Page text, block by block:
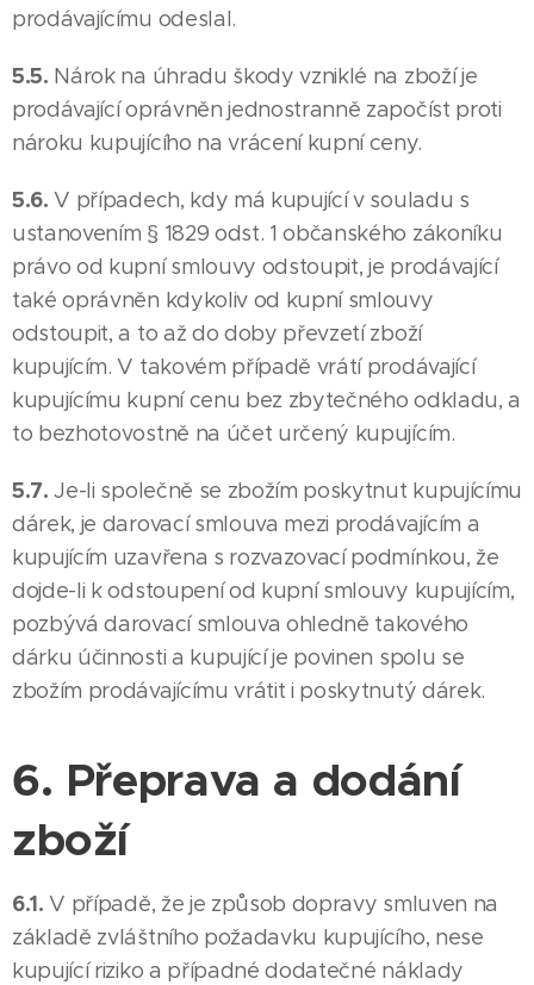
prodávajícímu odeslal.
5.5. Nárok na úhradu škody vzniklé na zboží je
prodávající oprávněn jednostranně započíst proti
nároku kupujícího na vrácení kupní ceny.
5.6.V případech, kdy má kupující v souladu s
ustanovením § 1829 odst. 1 občanského zákoníku
právo od kupní smlouvy odstoupit, je prodávající
také oprávněn kdykoliv od kupní smlouvy
odstoupit, a to až do doby převzetí zboží
kupujícím. V takovém případě vrátí prodávající
kupujícímu kupní cenu bez zbytečného odkladu, a
to bezhotovostně na účet určený kupujícím.
5.7.Je-li společně se zbožím poskytnut kupujícímu
dárek, je darovací smlouva mezi prodávajícím a
kupujícím uzavřena s rozvazovací podmínkou, že
dojde-li k odstoupení od kupní smlouvy kupujícím,
pozbývá darovací smlouva ohledně takového
dárku účinnosti a kupující je povinen spolu se
zbožím prodávajícímu vrátit i poskytnutý dárek.
6. Přeprava a dodání
zboží
6.1.V případě, že je způsob dopravy smluven na
základě zvláštního požadavku kupujícího, nese
kupující riziko a případné dodatečné náklady